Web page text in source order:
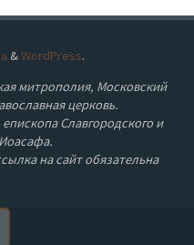
&WordPress.
митрополия, Московский
церковь.
Славгородского и
на сайт обязательна